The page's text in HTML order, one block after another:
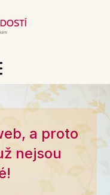
a proto
nejsou